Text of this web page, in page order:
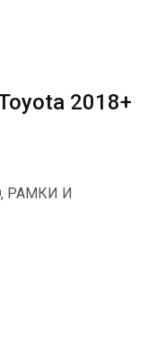
2018+
, РАМКИ И